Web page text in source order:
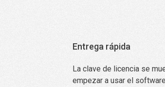
Entrega rápida
La clave de licencia se
empezar a usar el